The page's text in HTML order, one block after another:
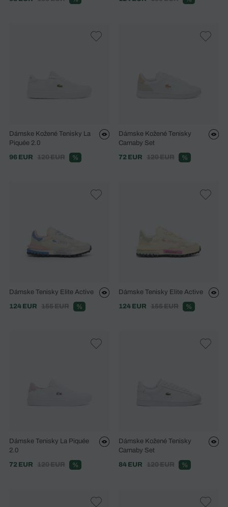
Dámske Kožené Tenisky La
Piquée 2.0
96 EUR
120 EUR %
Dámske Kožené Tenisky
Carnaby Set
72 EUR
120 EUR %
Dámske Tenisky Elite Active
124 EUR
155 EUR %
Dámske Tenisky Elite Active
124 EUR
155 EUR %
Dámske Tenisky La Piquée
2.0
72 EUR
120 EUR %
Dámske Kožené Tenisky
Carnaby Set
84 EUR
120 EUR %